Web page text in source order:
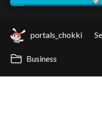
portals_chokki
Business